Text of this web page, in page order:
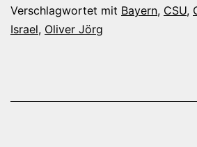
beeindruckend
Verschlagwortet mit Bayern, CSU,
Israel, Oliver Jörg